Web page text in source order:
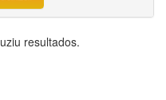
resultados.